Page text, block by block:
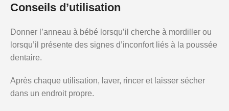
Conseils d’utilisation
Donner l’anneau à bébé lorsqu’il cherche à mordiller ou
lorsqu’il présente des signes d’inconfort liés à la poussée
dentaire.
Après chaque utilisation, laver, rincer et laisser sécher
dans un endroit propre.